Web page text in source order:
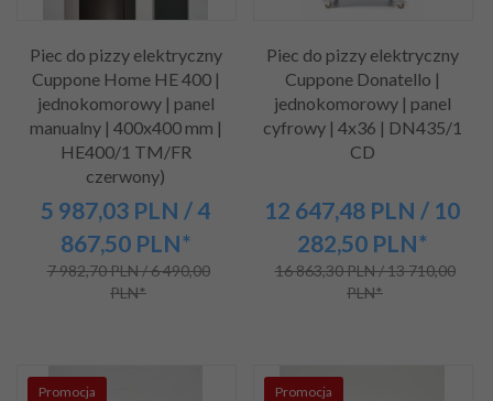
Piec do pizzy elektryczny
Cuppone Home HE 400 |
jednokomorowy | panel
manualny | 400x400 mm |
HE400/1 TM/FR
czerwony)
5 987,03 PLN / 4
867,50 PLN*
7 982,70 PLN / 6 490,00
PLN*
Piec do pizzy elektryczny
Cuppone Donatello |
jednokomorowy | panel
cyfrowy | 4x36 | DN435/1
CD
12 647,48 PLN / 10
282,50 PLN*
16 863,30 PLN / 13 710,00
PLN*
Promocja Promocja